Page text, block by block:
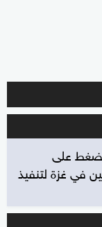
تضغط على
في غزة لتنفيذ